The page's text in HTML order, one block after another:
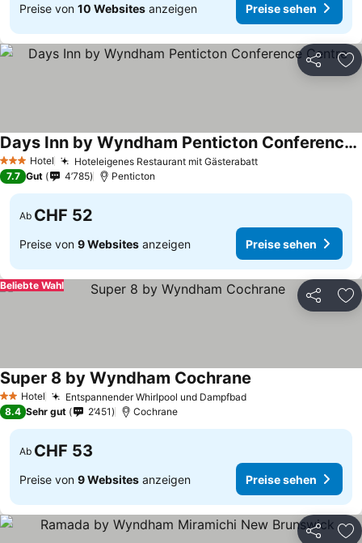
Preise von 10 Websites anzeigen Preise sehen
Teilen
3 SterneHotel Hoteleigenes Restaurant mit Gästerabatt
Days Inn by Wyndham Penticton Conference Centre
7.7 Gut 4’785 Penticton
Ab CHF 52
Preise von 9 Websites anzeigen Preise sehen
Teilen
Beliebte Wahl
2 Sterne
Hotel Entspannender Whirlpool und Dampfbad
Super 8 by Wyndham Cochrane
8.4 Sehr gut 2’451 Cochrane
Ab CHF 53
Preise von 9 Websites anzeigen Preise sehen
Teilen